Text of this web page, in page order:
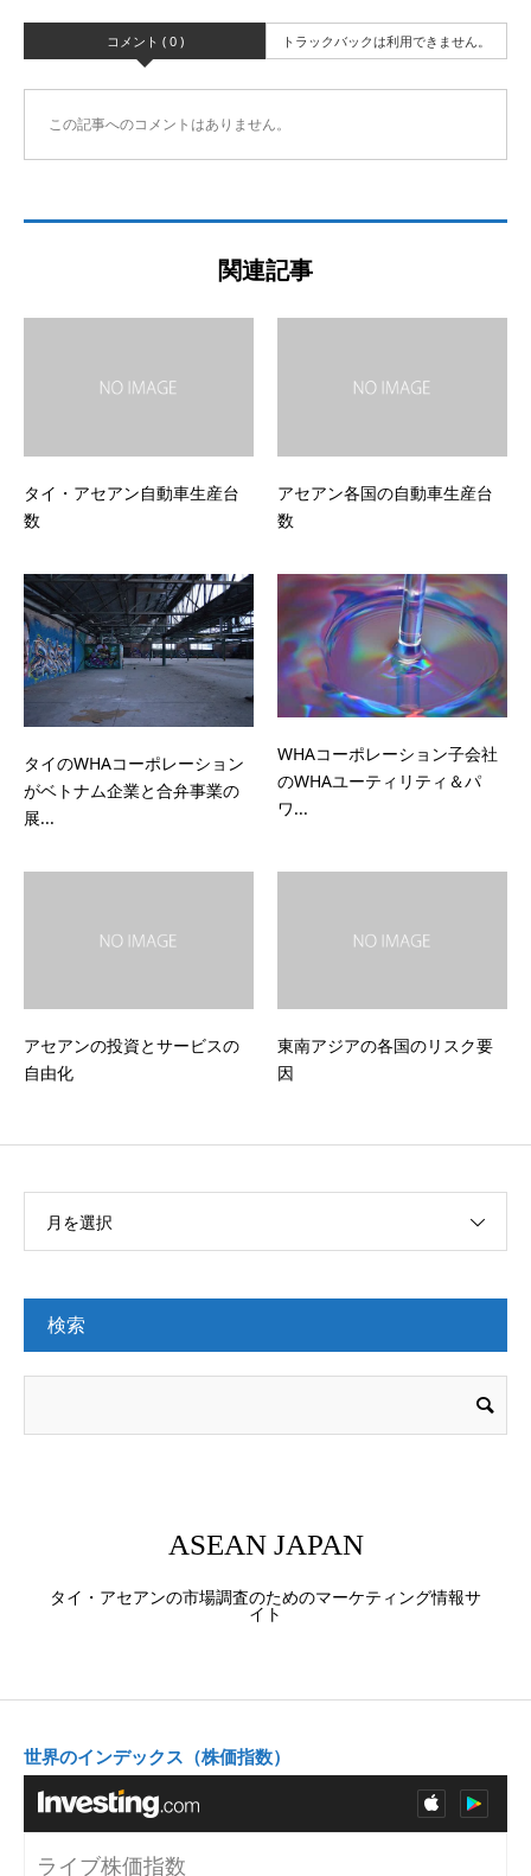
コメント ( 0 ) トラックバックは利用できません。
この記事へのコメントはありません。
関連記事
タイ・アセアン自動車生産台
数
アセアン各国の自動車生産台
数
タイのWHAコーポレーション
がベトナム企業と合弁事業の
展...
WHAコーポレーション子会社
のWHAユーティリティ＆パ
ワ...
アセアンの投資とサービスの
自由化
東南アジアの各国のリスク要
因
月を選択
検索
ASEAN JAPAN
タイ・アセアンの市場調査のためのマーケティング情報サ
イト
世界のインデックス（株価指数）